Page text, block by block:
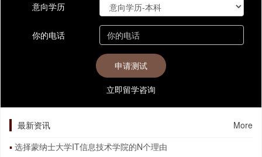
意向学历
你的电话
立即留学咨询
最新资讯
More
选择蒙纳士大学IT信息技术学院的N个理由